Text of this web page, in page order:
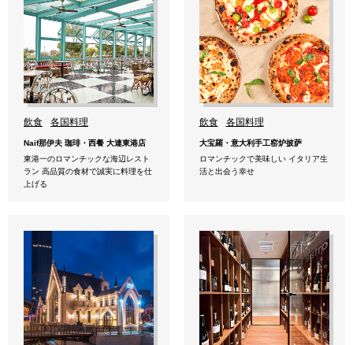
飲食 各国料理
Naif那伊夫 珈琲・西餐 大連東港店
東港一のロマンチックな海辺レスト
ラン 高品質の食材で誠実に料理を仕
上げる
飲食 各国料理
大宝羅・意大利手工窑炉披萨
ロマンチックで美味しい イタリア生
活と出会う幸せ